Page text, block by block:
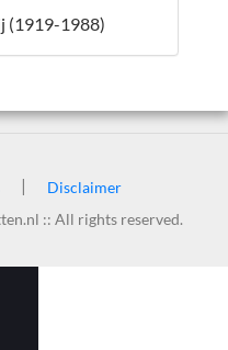
(1919-1988)
| Disclaimer
:: All rights reserved.